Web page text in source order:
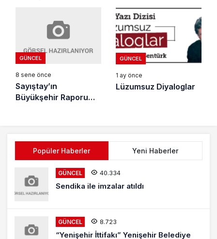
GÜNCEL
8 sene önce
Sayıştay’ın
Büyükşehir Raporu
GÜNCEL
1 ay önce
Lüzumsuz Diyaloglar
Popüler Haberler Yeni Haberler
GÜNCEL 40.334
Sendika ile imzalar atıldı
GÜNCEL 8.723
“Yenişehir İttifakı” Yenişehir Belediye